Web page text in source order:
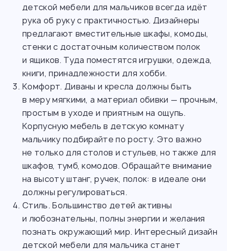
детской мебели для мальчиков всегда идёт
рука об руку с практичностью. Дизайнеры
предлагают вместительные шкафы, комоды,
стенки с достаточным количеством полок
и ящиков. Туда поместятся игрушки, одежда,
книги, принадлежности для хобби.
Комфорт. Диваны и кресла должны быть
в меру мягкими, а материал обивки — прочным,
простым в уходе и приятным на ощупь.
Корпусную мебель в детскую комнату
мальчику подбирайте по росту. Это важно
не только для столов и стульев, но также для
шкафов, тумб, комодов. Обращайте внимание
на высоту штанг, ручек, полок: в идеале они
должны регулироваться.
Стиль. Большинство детей активны
и любознательны, полны энергии и желания
познать окружающий мир. Интересный дизайн
детской мебели для мальчика станет